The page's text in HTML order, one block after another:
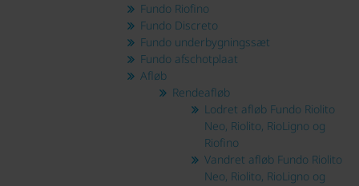
Fundo Riofino
Fundo Discreto
Fundo underbygningssæt
Fundo afschotplaat
Afløb
Rendeafløb
Lodret afløb Fundo Riolito
Neo, Riolito, RioLigno og
Riofino
Vandret afløb Fundo Riolito
Neo, Riolito, RioLigno og